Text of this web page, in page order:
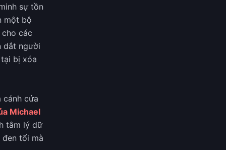
sự tồn
một bộ
các
dắt người
bị xóa
cánh cửa
Michael
tâm lý dữ
đen tối mà